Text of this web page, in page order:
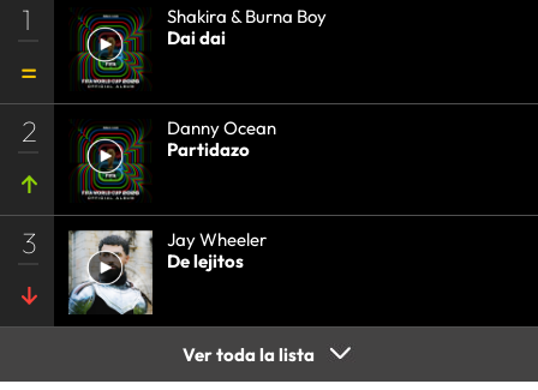
1
Shakira & Burna Boy
Dai dai
2
Danny Ocean
Partidazo
3
Jay Wheeler
De lejitos
Ver toda la lista